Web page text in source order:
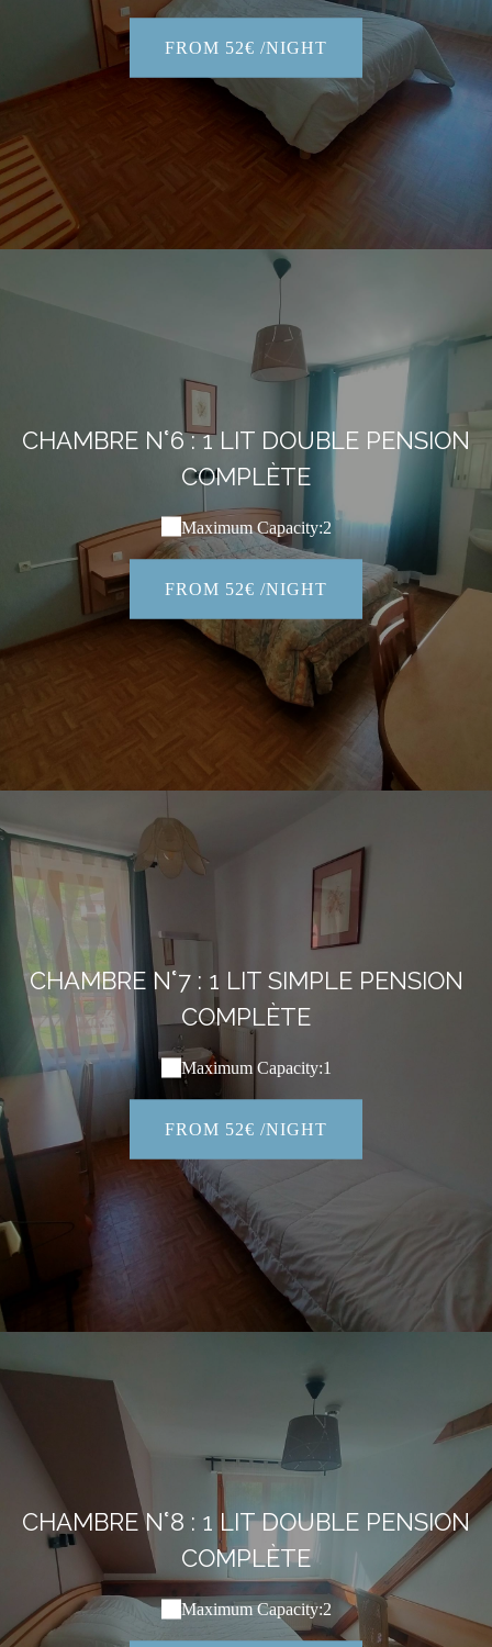
FROM 52€ /NIGHT
CHAMBRE N°6 : 1 LIT DOUBLE PENSION
COMPLÈTE
Maximum Capacity:2
FROM 52€ /NIGHT
CHAMBRE N°7 : 1 LIT SIMPLE PENSION
COMPLÈTE
Maximum Capacity:1
FROM 52€ /NIGHT
CHAMBRE N°8 : 1 LIT DOUBLE PENSION
COMPLÈTE
Maximum Capacity:2